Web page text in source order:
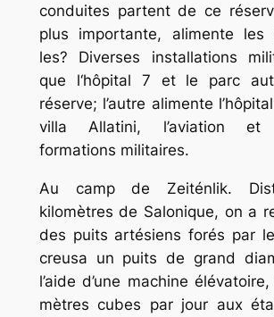
conduites partent de ce
plus importante, alimente les
les? Diverses installations
que l‘hôpital 7 et le parc
réserve; l’autre alimente
villa Allatini, l’aviation et
formations militaires.
Au camp de Zeiténlik.
kilomètres de Salonique, on a
des puits artésiens forés par
creusa un puits de grand
l’aide d’une machine
mètres cubes par jour aux